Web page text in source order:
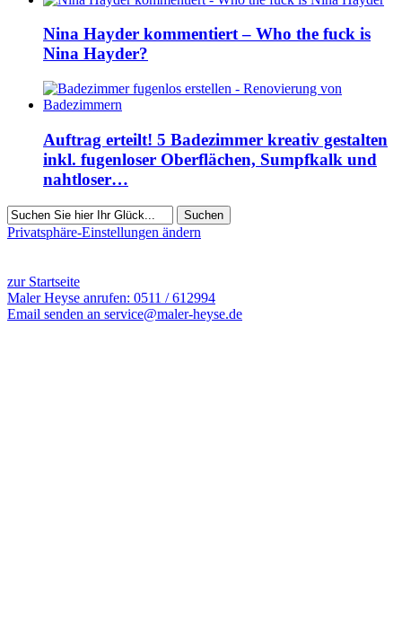
Nina Hayder kommentiert – Who the fuck is
Nina Hayder?
Auftrag erteilt! 5 Badezimmer kreativ gestalten
inkl. fugenloser Oberflächen, Sumpfkalk und
nahtloser…
Suchen
Privatsphäre-Einstellungen ändern
zur Startseite
Maler Heyse anrufen: 0511 / 612994
Email senden an service@maler-heyse.de